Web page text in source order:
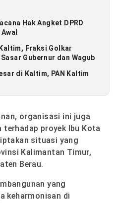
Hak Angket DPRD
Fraksi Golkar
Gubernur dan Wagub
di Kaltim, PAN Kaltim
organisasi ini juga
terhadap proyek Ibu Kota
situasi yang
Kalimantan Timur,
Berau.
yang
keharmonisan di